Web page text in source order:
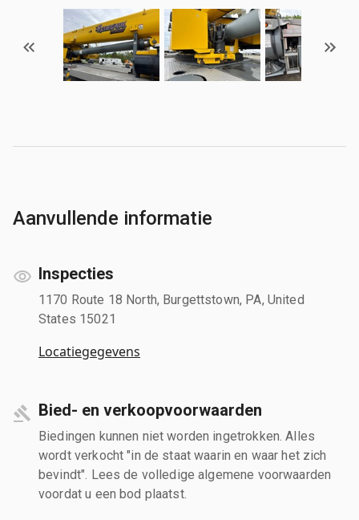
Aanvullende informatie
Inspecties
1170 Route 18 North, Burgettstown, PA, United
States 15021
Locatiegegevens
Bied- en verkoopvoorwaarden
Biedingen kunnen niet worden ingetrokken. Alles
wordt verkocht "in de staat waarin en waar het zich
bevindt". Lees de volledige algemene voorwaarden
voordat u een bod plaatst.